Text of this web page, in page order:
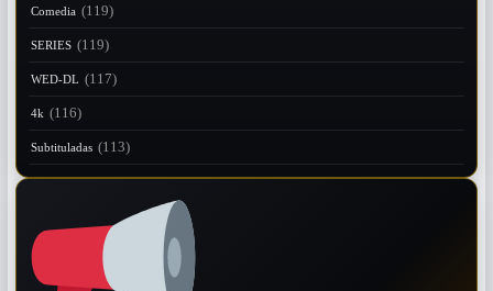
Comedia (119)
SERIES (119)
WED-DL (117)
4k (116)
Subtituladas (113)